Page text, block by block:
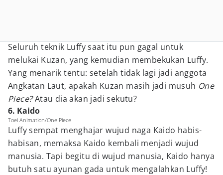
Seluruh teknik Luffy saat itu pun gagal untuk
melukai Kuzan, yang kemudian membekukan Luffy.
Yang menarik tentu: setelah tidak lagi jadi anggota
Angkatan Laut, apakah Kuzan masih jadi musuh One
Piece?Atau dia akan jadi sekutu?
6. Kaido
Toei Animation/One Piece
Luffy sempat menghajar wujud naga Kaido habis-
habisan, memaksa Kaido kembali menjadi wujud
manusia. Tapi begitu di wujud manusia, Kaido hanya
butuh satu ayunan gada untuk mengalahkan Luffy!